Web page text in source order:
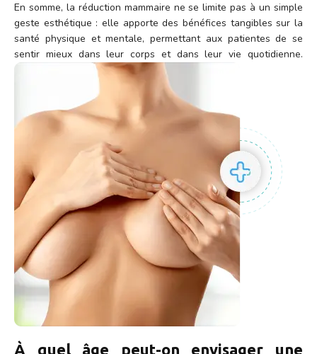
En somme, la réduction mammaire ne se limite pas à un simple
geste esthétique : elle apporte des bénéfices tangibles sur la
santé physique et mentale, permettant aux patientes de se
sentir mieux dans leur corps et dans leur vie quotidienne.
À quel âge peut-on envisager une